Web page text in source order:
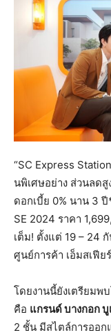
“SC Express
นพิเศษอย่าง ส่วนลด
ดอกเบี้ย 0% นาน 3
SE 2024 ราคา
เต็ม! ตั้งแต่ 19 – 24
ศูนย์การค้า เอ็มสเฟียร์
โดยงานนี้ยังเตรียมพ
คือ แกรนด์ บางกอก
2 ชั้น มีสไตล์การออ